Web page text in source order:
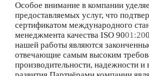
Особое внимание в компании
предоставляемых услуг, что
сертификатом международного
менеджмента качества ISO 9001:20
нашей работы являются
отвечающие самым высоким
производительности, надежности